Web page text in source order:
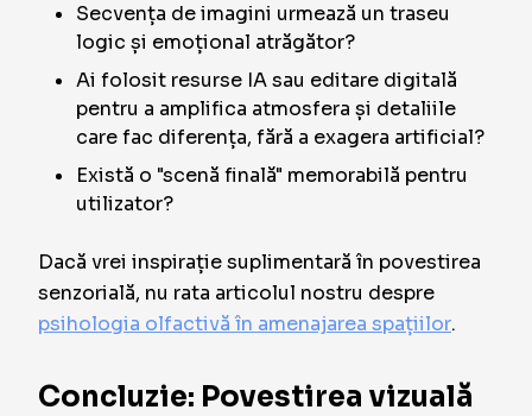
Secvența de imagini urmează un traseu
logic și emoțional atrăgător?
Ai folosit resurse IA sau editare digitală
pentru a amplifica atmosfera și detaliile
care fac diferența, fără a exagera artificial?
Există o "scenă finală" memorabilă pentru
utilizator?
Dacă vrei inspirație suplimentară în povestirea
senzorială, nu rata articolul nostru despre
psihologia olfactivă în amenajarea spațiilor.
Concluzie: Povestirea vizuală